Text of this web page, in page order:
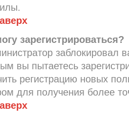
зарегистрироваться?
заблокировал
вы пытаетесь
регистрацию новых
для получения более